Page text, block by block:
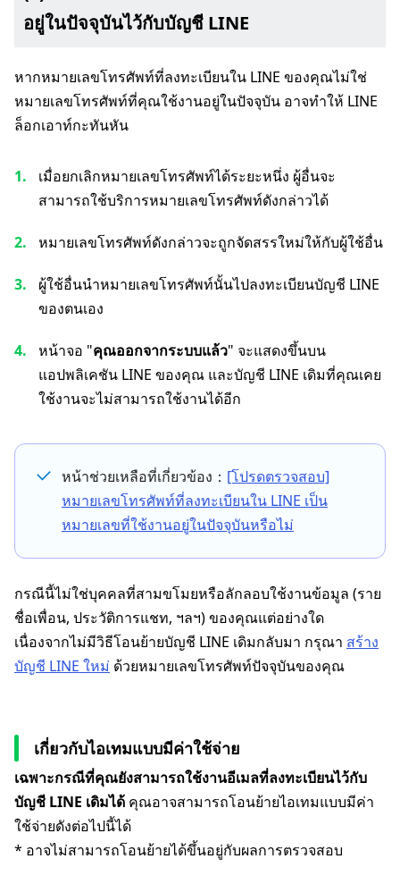
อยู่ในปัจจุบันไว้กับบัญชี LINE
หากหมายเลขโทรศัพท์ที่ลงทะเบียนใน LINE ของคุณไม่ใช่
หมายเลขโทรศัพท์ที่คุณใช้งานอยู่ในปัจจุบัน อาจทำให้ LINE
ล็อกเอาท์กะทันหัน
เมื่อยกเลิกหมายเลขโทรศัพท์ได้ระยะหนึ่ง ผู้อื่นจะ
สามารถใช้บริการหมายเลขโทรศัพท์ดังกล่าวได้
หมายเลขโทรศัพท์ดังกล่าวจะถูกจัดสรรใหม่ให้กับผู้ใช้อื่น
ผู้ใช้อื่นนำหมายเลขโทรศัพท์นั้นไปลงทะเบียนบัญชี LINE
ของตนเอง
หน้าจอ "คุณออกจากระบบแล้ว" จะแสดงขึ้นบน
แอปพลิเคชัน LINE ของคุณ และบัญชี LINE เดิมที่คุณเคย
ใช้งานจะไม่สามารถใช้งานได้อีก
หน้าช่วยเหลือที่เกี่ยวข้อง： [โปรดตรวจสอบ]
หมายเลขโทรศัพท์ที่ลงทะเบียนใน LINE เป็น
หมายเลขที่ใช้งานอยู่ในปัจจุบันหรือไม่
กรณีนี้ไม่ใช่บุคคลที่สามขโมยหรือลักลอบใช้งานข้อมูล (ราย
ชื่อเพื่อน, ประวัติการแชท, ฯลฯ) ของคุณแต่อย่างใด
เนื่องจากไม่มีวิธีโอนย้ายบัญชี LINE เดิมกลับมา กรุณา สร้าง
บัญชี LINE ใหม่ ด้วยหมายเลขโทรศัพท์ปัจจุบันของคุณ
เกี่ยวกับไอเทมแบบมีค่าใช้จ่าย
เฉพาะกรณีที่คุณยังสามารถใช้งานอีเมลที่ลงทะเบียนไว้กับ
บัญชี LINE เดิมได้ คุณอาจสามารถโอนย้ายไอเทมแบบมีค่า
ใช้จ่ายดังต่อไปนี้ได้
* อาจไม่สามารถโอนย้ายได้ขึ้นอยู่กับผลการตรวจสอบ